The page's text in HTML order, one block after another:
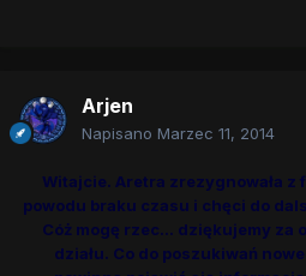
Arjen
Napisano Marzec 11, 2014
Witajcie. Aretra zrezygnowała
powodu braku czasu i chęci do
Cóż mogę rzec... dziękujemy za
działu. Co do poszukiwań